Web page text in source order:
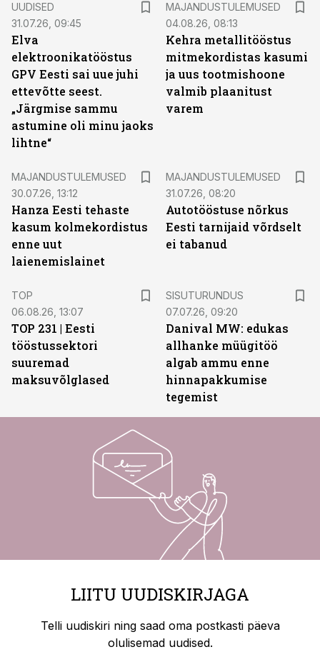
UUDISED
31.07.26, 09:45
Elva
elektroonikatööstus
GPV Eesti sai uue juhi
ettevõtte seest.
„Järgmise sammu
astumine oli minu jaoks
lihtne“
MAJANDUSTULEMUSED
04.08.26, 08:13
Kehra metallitööstus
mitmekordistas kasumi
ja uus tootmishoone
valmib plaanitust
varem
MAJANDUSTULEMUSED
30.07.26, 13:12
Hanza Eesti tehaste
kasum kolmekordistus
enne uut
laienemislainet
MAJANDUSTULEMUSED
31.07.26, 08:20
Autotööstuse nõrkus
Eesti tarnijaid võrdselt
ei tabanud
TOP
06.08.26, 13:07
TOP 231 | Eesti
tööstussektori
suuremad
maksuvõlglased
SISUTURUNDUS
07.07.26, 09:20
Danival MW: edukas
allhanke müügitöö
algab ammu enne
hinnapakkumise
tegemist
LIITU UUDISKIRJAGA
Telli uudiskiri ning saad oma postkasti päeva
olulisemad uudised.